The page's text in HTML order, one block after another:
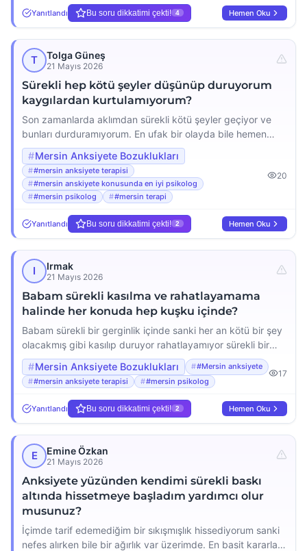
dolanıp duruyor. Bu kadar abartılı ve mantıksız şeyler
düşündüğüm için kendime kızıyorum ama durduramıyorum.
[…]
Yanıtlandı Bu soru dikkatimi çekti! 4 Hemen Oku
T Tolga Güneş
21 Mayıs 2026
Sürekli hep kötü şeyler düşünüp duruyorum
kaygılardan kurtulamıyorum?
Son zamanlarda aklımdan sürekli kötü şeyler geçiyor ve
bunları durduramıyorum. En ufak bir olayda bile hemen
felaketleştiriyorum mesela sevdiğim birine bir şey olacak
diye ödüm kopuyor geceleri uyuyamıyorum çünkü zihnim
durmadan ya şöyle olursa, ya böyle olursa diye çalışıyor.
Bu kaygılardan kurtulmak için ne yapabilirim gerçekten çok
yoruldum ve çaresiz hissediyorum lütfen yardım eder
misiniz?
Mersin Anksiyete Bozuklukları
#mersin anksiyete terapisi
#mersin anskiyete konusunda en iyi psikolog
#mersin psikolog
#mersin terapi
20
Yanıtlandı Bu soru dikkatimi çekti! 2 Hemen Oku
I Irmak
21 Mayıs 2026
Babam sürekli kasılma ve rahatlayamama
halinde her konuda hep kuşku içinde?
Babam sürekli bir gerginlik içinde sanki her an kötü bir şey
olacakmış gibi kasılıp duruyor rahatlayamıyor sürekli bir
huzursuzluk hali var. En basit konularda bile aşırı kuşkucu
davranıyor herkese ve her şeye güveni kalmadı. Bu durum
onu çok yoruyor ben de onun bu halini gördükçe
üzülüyorum. Acaba bu konuda destek alabilir miyiz ne
yapmalıyım ona […]
Mersin Anksiyete Bozuklukları
#Mersin anksiyete
#mersin anksiyete terapisi
#mersin psikolog
17
Yanıtlandı Bu soru dikkatimi çekti! 2 Hemen Oku
E Emine Özkan
21 Mayıs 2026
Anksiyete yüzünden kendimi sürekli baskı
altında hissetmeye başladım yardımcı olur
musunuz?
İçimde tarif edemediğim bir sıkışmışlık hissediyorum sanki
nefes alırken bile bir ağırlık var üzerimde. En basit kararları